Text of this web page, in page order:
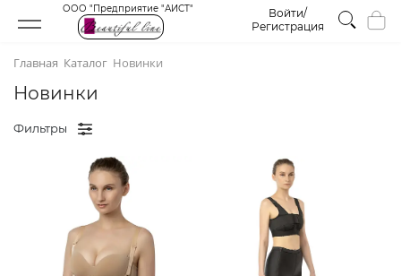
ООО "Предприятие "АИСТ"
Войти/
Регистрация
Главная Каталог Новинки
Новинки
Фильтры